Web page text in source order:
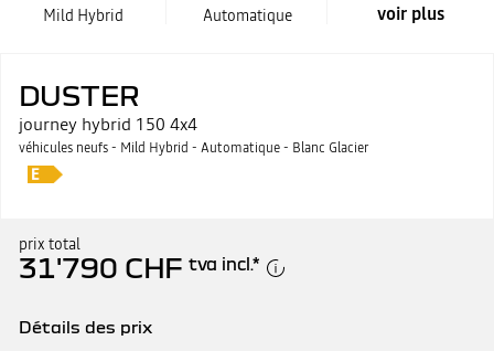
Mild Hybrid Automatique voir plus
DUSTER
journey hybrid 150 4x4
véhicules neufs - Mild Hybrid - Automatique - Blanc Glacier
prix total
31'790 CHF tva incl.*
Détails des prix